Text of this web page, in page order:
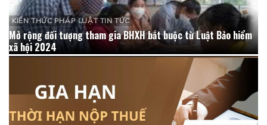
KIẾN THỨC PHÁP LUẬT TIN TỨC
Mở rộng đối tượng tham gia BHXH bắt buộc từ Luật Bảo hiểm
xã hội 2024